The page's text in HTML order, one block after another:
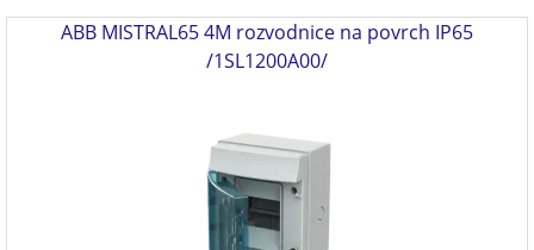
ABB MISTRAL65 4M rozvodnice na povrch IP65
/1SL1200A00/